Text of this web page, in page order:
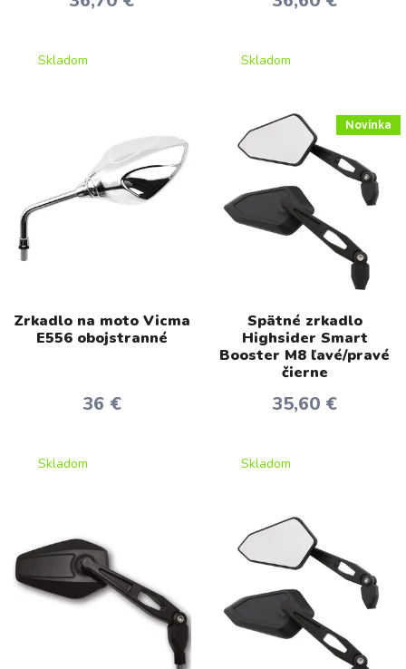
Skladom Skladom
Zrkadlo na moto Vicma
E556 obojstranné
36 €
Skladom
Novinka
Spätné zrkadlo
Highsider Smart
Booster M8 ľavé/pravé
čierne
35,60 €
Skladom